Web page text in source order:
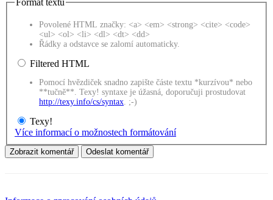
Formát textu
Povolené HTML značky: <a> <em> <strong> <cite> <code>
<ul> <ol> <li> <dl> <dt> <dd>
Řádky a odstavce se zalomí automaticky.
Filtered HTML
Pomocí hvězdiček snadno zapište částe textu *kurzívou* nebo
**tučně**. Texy! syntaxe je úžasná, doporučuji prostudovat
http://texy.info/cs/syntax . ;-)
Texy!
Více informací o možnostech formátování